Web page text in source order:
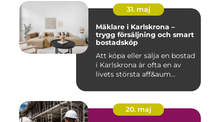
31. maj
Mäklare i Karlskrona –
trygg försäljning och smart
bostadsköp
Att köpa eller sälja en bostad
i Karlskrona är ofta en av
livets största aff&aum...
20. maj